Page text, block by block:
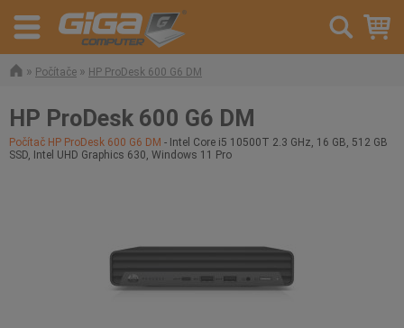
» Počítače » HP ProDesk 600 G6 DM
HP ProDesk 600 G6 DM
Počítač HP ProDesk 600 G6 DM - Intel Core i5 10500T 2.3 GHz, 16 GB, 512 GB
SSD, Intel UHD Graphics 630, Windows 11 Pro